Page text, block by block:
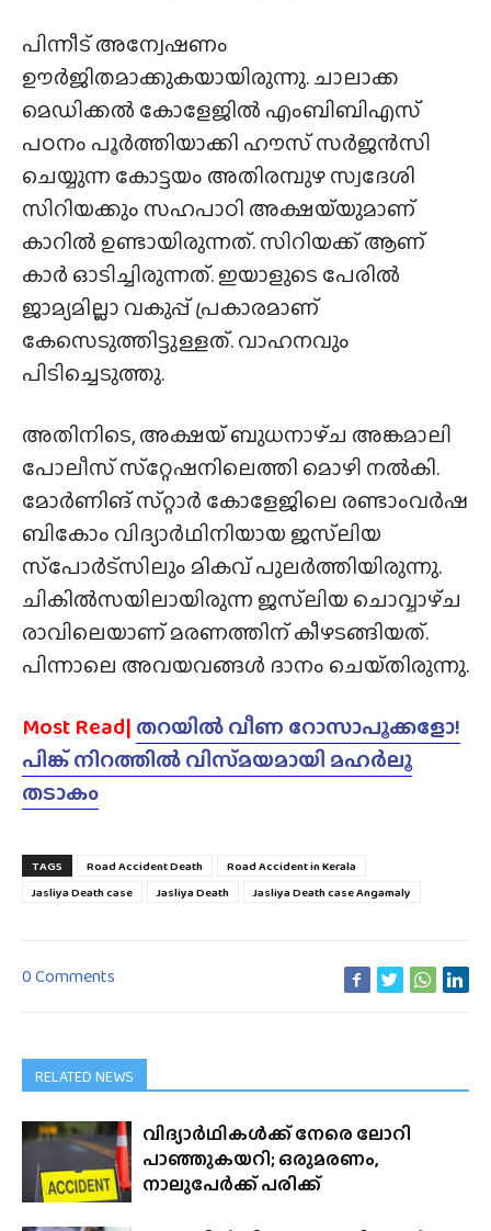
പിന്നീട് അന്വേഷണം
ഊർജിതമാക്കുകയായിരുന്നു. ചാലാക്ക
മെഡിക്കൽ കോളേജിൽ എംബിബിഎസ്‌
പഠനം പൂർത്തിയാക്കി ഹൗസ് സർജൻസി
ചെയ്യുന്ന കോട്ടയം അതിരമ്പുഴ സ്വദേശി
സിറിയക്കും സഹപാഠി അക്ഷയ്‌യുമാണ്
കാറിൽ ഉണ്ടായിരുന്നത്. സിറിയക്ക് ആണ്
കാർ ഓടിച്ചിരുന്നത്. ഇയാളുടെ പേരിൽ
ജാമ്യമില്ലാ വകുപ്പ് പ്രകാരമാണ്
കേസെടുത്തിട്ടുള്ളത്. വാഹനവും
പിടിച്ചെടുത്തു.
അതിനിടെ, അക്ഷയ് ബുധനാഴ്‌ച അങ്കമാലി
പോലീസ് സ്‌റ്റേഷനിലെത്തി മൊഴി നൽകി.
മോർണിങ് സ്‌റ്റാർ കോളേജിലെ രണ്ടാംവർഷ
ബികോം വിദ്യാർഥിനിയായ ജസ്‌ലിയ
സ്‌പോർട്‌സിലും മികവ് പുലർത്തിയിരുന്നു.
ചികിൽസയിലായിരുന്ന ജസ്‌ലിയ ചൊവ്വാഴ്‌ച
രാവിലെയാണ് മരണത്തിന് കീഴടങ്ങിയത്.
പിന്നാലെ അവയവങ്ങൾ ദാനം ചെയ്‌തിരുന്നു.
Most Read| തറയിൽ വീണ റോസാപൂക്കളോ!
പിങ്ക് നിറത്തിൽ വിസ്‌മയമായി മഹർലൂ
തടാകം
TAGS Road Accident Death
Road Accident in Kerala
Jasliya Death case
Jasliya Death Jasliya Death case Angamaly
0 Comments
RELATED NEWS
വിദ്യാർഥികൾക്ക് നേരെ ലോറി
പാഞ്ഞുകയറി; ഒരുമരണം,
നാലുപേർക്ക് പരിക്ക്